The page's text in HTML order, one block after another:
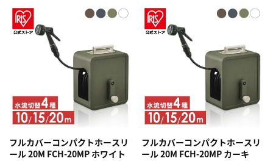
フルカバーコンパクトホースリ
ール 20M FCH-20MP ホワイト
フルカバーコンパクトホースリ
ール 20M FCH-20MP カーキ